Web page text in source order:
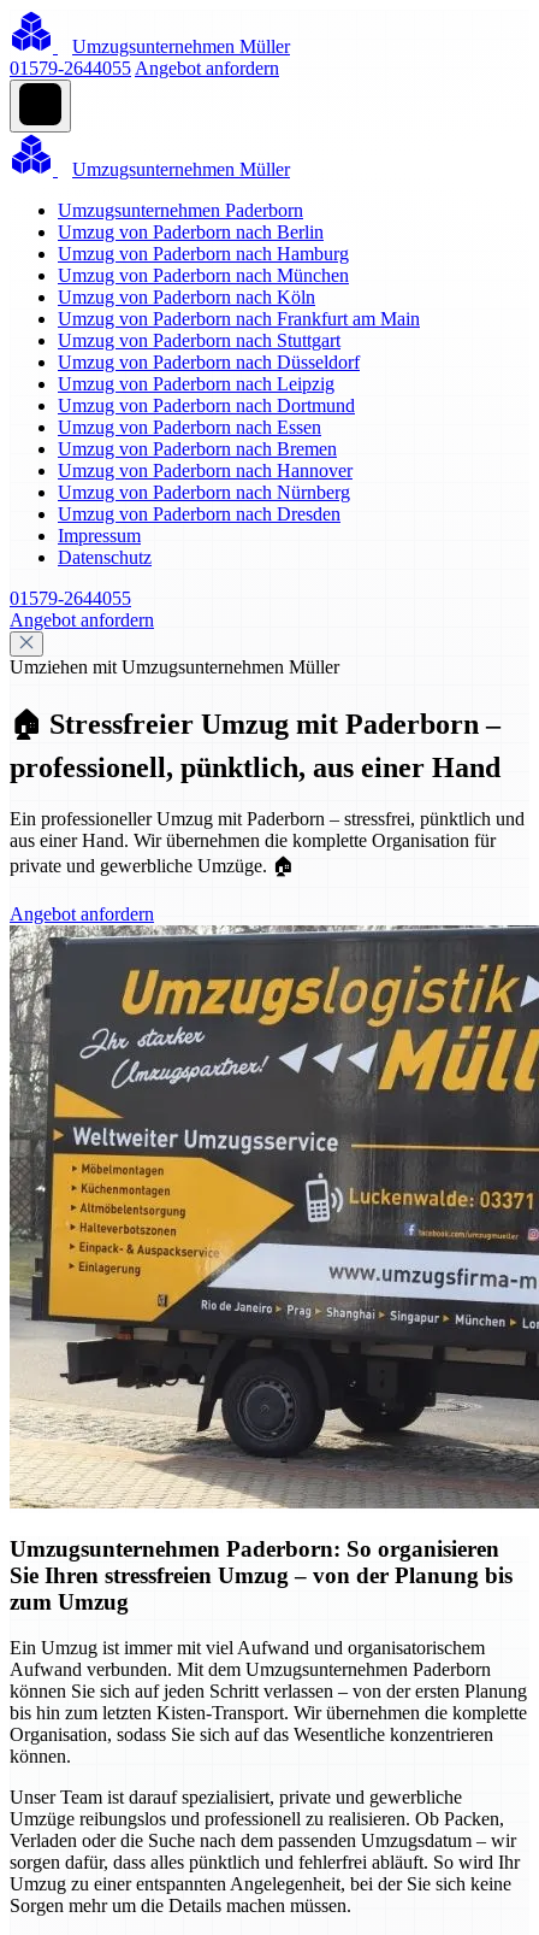
Umzugsunternehmen Müller
01579-2644055 Angebot anfordern
Umzugsunternehmen Müller
Umzugsunternehmen Paderborn
Umzug von Paderborn nach Berlin
Umzug von Paderborn nach Hamburg
Umzug von Paderborn nach München
Umzug von Paderborn nach Köln
Umzug von Paderborn nach Frankfurt am Main
Umzug von Paderborn nach Stuttgart
Umzug von Paderborn nach Düsseldorf
Umzug von Paderborn nach Leipzig
Umzug von Paderborn nach Dortmund
Umzug von Paderborn nach Essen
Umzug von Paderborn nach Bremen
Umzug von Paderborn nach Hannover
Umzug von Paderborn nach Nürnberg
Umzug von Paderborn nach Dresden
Impressum
Datenschutz
01579-2644055
Angebot anfordern
Umziehen mit Umzugsunternehmen Müller
🏠 Stressfreier Umzug mit Paderborn –
professionell, pünktlich, aus einer Hand
Ein professioneller Umzug mit Paderborn – stressfrei, pünktlich und
aus einer Hand. Wir übernehmen die komplette Organisation für
private und gewerbliche Umzüge. 🏠
Angebot anfordern
Umzugsunternehmen Paderborn: So organisieren
Sie Ihren stressfreien Umzug – von der Planung bis
zum Umzug
Ein Umzug ist immer mit viel Aufwand und organisatorischem
Aufwand verbunden. Mit dem Umzugsunternehmen Paderborn
können Sie sich auf jeden Schritt verlassen – von der ersten Planung
bis hin zum letzten Kisten-Transport. Wir übernehmen die komplette
Organisation, sodass Sie sich auf das Wesentliche konzentrieren
können.
Unser Team ist darauf spezialisiert, private und gewerbliche
Umzüge reibungslos und professionell zu realisieren. Ob Packen,
Verladen oder die Suche nach dem passenden Umzugsdatum – wir
sorgen dafür, dass alles pünktlich und fehlerfrei abläuft. So wird Ihr
Umzug zu einer entspannten Angelegenheit, bei der Sie sich keine
Sorgen mehr um die Details machen müssen.